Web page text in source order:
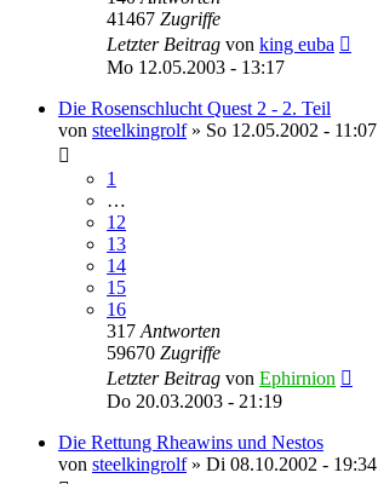
41467 Zugriffe
Letzter Beitrag von king euba
Mo 12.05.2003 - 13:17
Die Rosenschlucht Quest 2 - 2. Teil
von steelkingrolf» So 12.05.2002 - 11:07
1
…
12
13
14
15
16
317 Antworten
59670 Zugriffe
Letzter Beitrag von Ephirnion
Do 20.03.2003 - 21:19
Die Rettung Rheawins und Nestos
von steelkingrolf» Di 08.10.2002 - 19:34